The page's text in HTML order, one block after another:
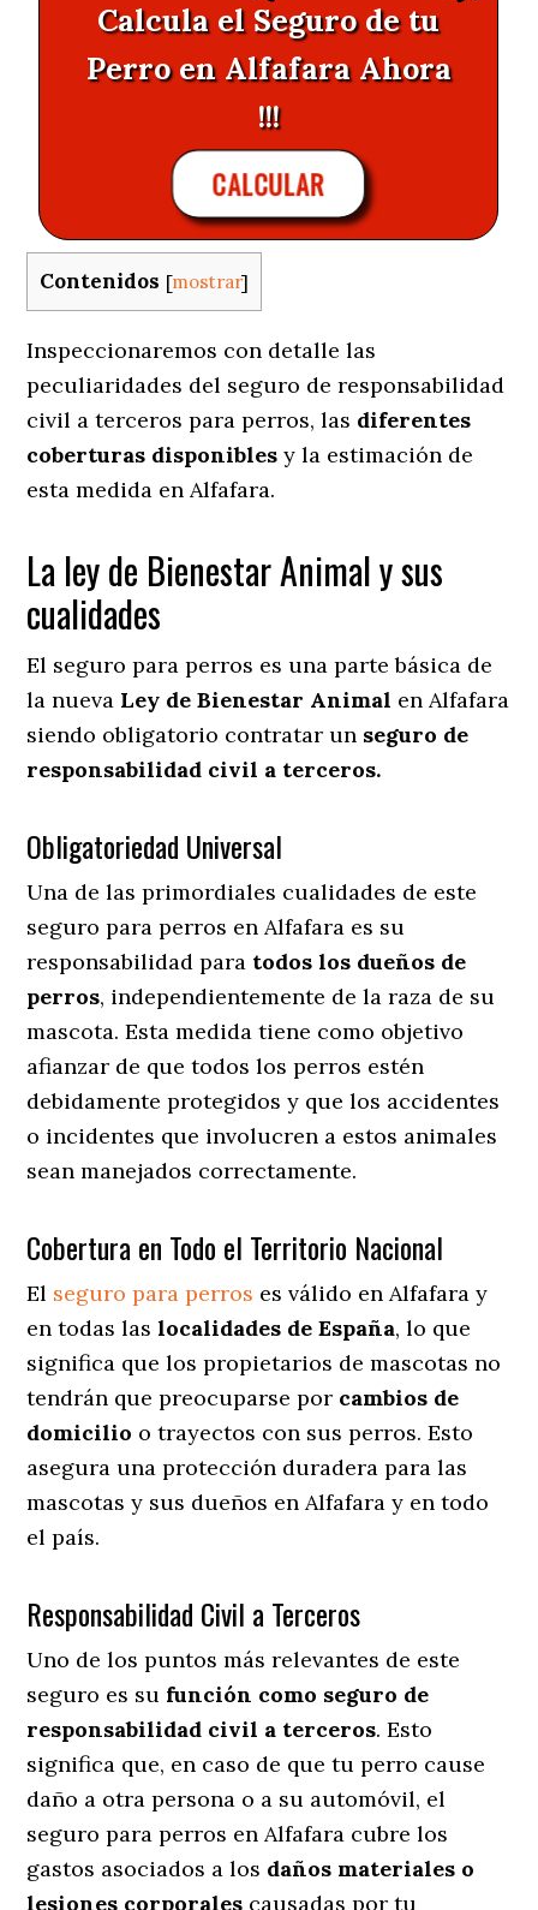
Calcula el Seguro de tu
Perro en Alfafara Ahora
!!!
CALCULAR
Contenidos [mostrar]
Inspeccionaremos con detalle las
peculiaridades del seguro de responsabilidad
civil a terceros para perros, las diferentes
coberturas disponibles y la estimación de
esta medida en Alfafara.
La ley de Bienestar Animal y sus
cualidades
El seguro para perros es una parte básica de
la nueva Ley de Bienestar Animal en Alfafara
siendo obligatorio contratar un seguro de
responsabilidad civil a terceros.
Obligatoriedad Universal
Una de las primordiales cualidades de este
seguro para perros en Alfafara es su
responsabilidad para todos los dueños de
perros, independientemente de la raza de su
mascota. Esta medida tiene como objetivo
afianzar de que todos los perros estén
debidamente protegidos y que los accidentes
o incidentes que involucren a estos animales
sean manejados correctamente.
Cobertura en Todo el Territorio Nacional
El seguro para perros es válido en Alfafara y
en todas laslocalidades de España, lo que
significa que los propietarios de mascotas no
tendrán que preocuparse por cambios de
domicilio o trayectos con sus perros. Esto
asegura una protección duradera para las
mascotas y sus dueños en Alfafara y en todo
el país.
Responsabilidad Civil a Terceros
Uno de los puntos más relevantes de este
seguro es su función como seguro de
responsabilidad civil a terceros. Esto
significa que, en caso de que tu perro cause
daño a otra persona o a su automóvil, el
seguro para perros en Alfafara cubre los
gastos asociados a los daños materiales o
lesiones corporales causadas por tu